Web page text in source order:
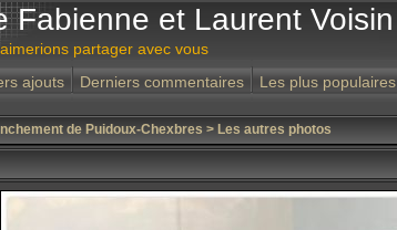
Fabienne et Laurent Voisin
partager avec vous
ajouts Derniers commentaires Les plus populaires
de Puidoux-Chexbres > Les autres photos